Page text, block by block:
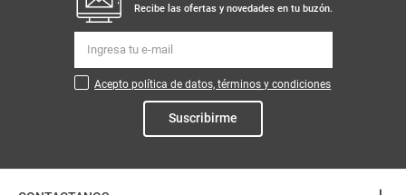
Producto (kg)
Gramo